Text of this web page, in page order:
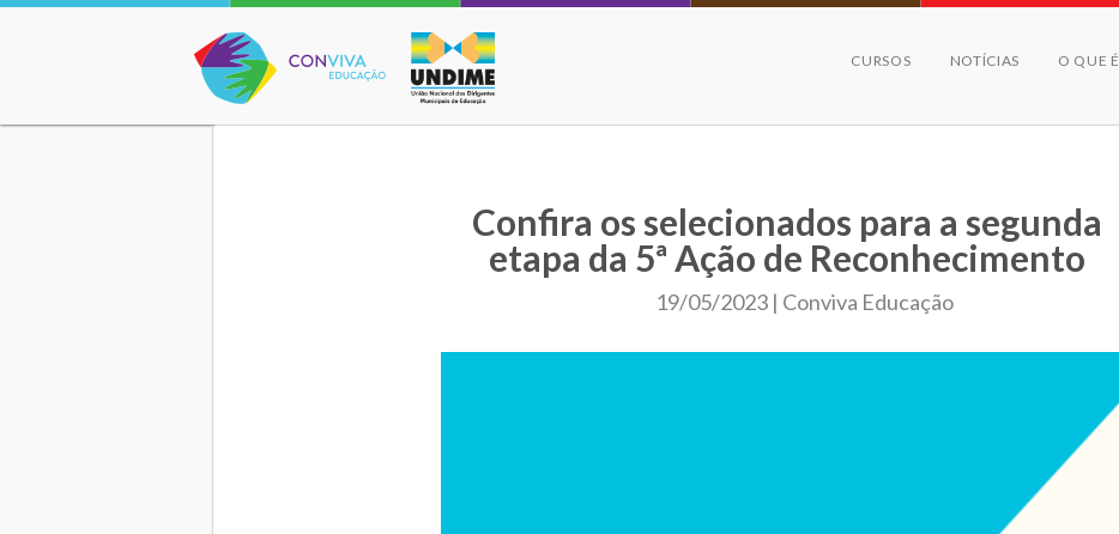
Conviva Educação
CURSOS NOTÍCIAS O QUE É
Confira os selecionados para a segunda
etapa da 5ª Ação de Reconhecimento
19/05/2023 | Conviva Educação